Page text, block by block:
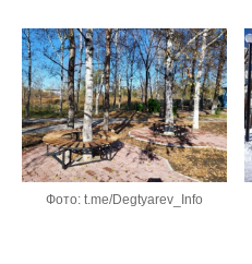
Фото: t.me/Degtyarev_Info